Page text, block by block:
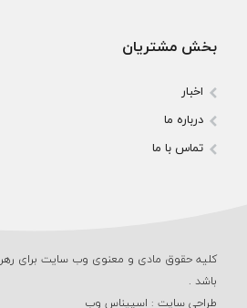
بخش مشتریان
اخبار
درباره ما
تماس با ما
کلیه حقوق مادی و معنوی وب‌ سایت برای
باشد .
طراحی سایت: اسپیناس وب